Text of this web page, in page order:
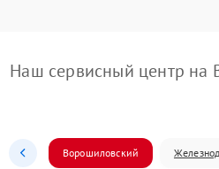
Наш сервисный центр на
Ворошиловский